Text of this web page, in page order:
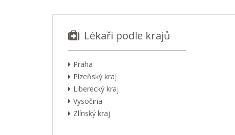
Lékaři podle krajů
Praha
Plzeňský kraj
Liberecký kraj
Vysočina
Zlínský kraj